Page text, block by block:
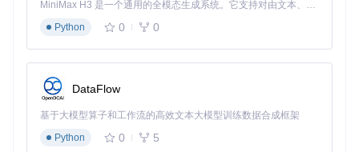
近1.0
均方根误差(RMSE)：计算变换后关键点的空间偏差，通常
要求<100μm
互信息(MI)
对齐效果越好
2.4 方法学对比
MiniMax H3 是一个通用的全模态生成系统。它支持对由文本、图像、视频和音频组成的多模态上下文进行统一理解，并能生成分辨率高达 2K、时长可达 15 秒的带原生立体声音频的视频。得益于面向任务泛化的系统设计，H3 在预训练阶段就已具备广泛的多模态上下文理解与生成能力，能够出色地执行复杂的多模态指令。
Python
0 0
DataFlow
基于大模型算子和工作流的高效文本大模型训练数据合成框架
Python
0 5